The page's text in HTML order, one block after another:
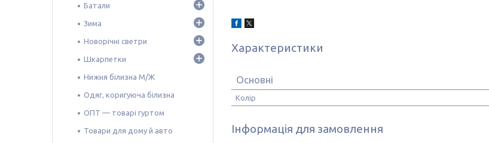
Характеристики
Основні
Колір
Інформація для замовлення
Батали
Зима
Новорічні светри
Шкарпетки
Нижня білизна М/Ж
Одяг, коригуюча білизна
ОПТ — товарі гуртом
Товари для дому й авто